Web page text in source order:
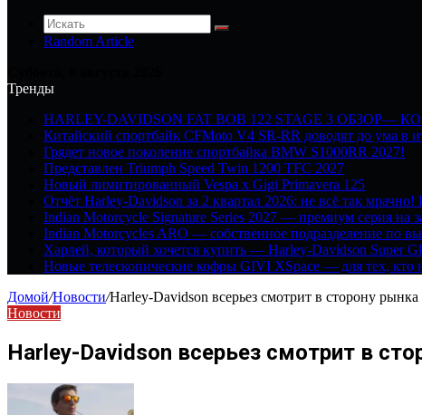
Random Article
Тренды
HARLEY-DAVIDSON FAT BOB 122 STAGE 3 ОБЗОР—
Китайский спортбайк CFMoto V4 SR-RR доводят до ума в
Грядет новое поколение спортбайка BMW S1000RR 2027!
Представлен Triumph Speed Twin 1200 TFC 2027
Новый лимитированный Vespa x Gigi Primavera 125
Отчёт Harley-Davidson за 2 квартал 2026: не всё так мрачно!
Indian Motorcycle Signature Series 2027 — премиум серия на
Indian Motorcycles ARO — собственное подразделение по
Харлей, который хочется купить — Harley-Davidson Super
Новые телескопические кофры GIVI XSpace — для тех, кто
Домой/Новости/Harley-Davidson всерьез смотрит в сторону
Новости
Harley-Davidson всерьез смотрит в